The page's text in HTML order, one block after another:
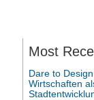
Most
Dare to
Wirtschaften